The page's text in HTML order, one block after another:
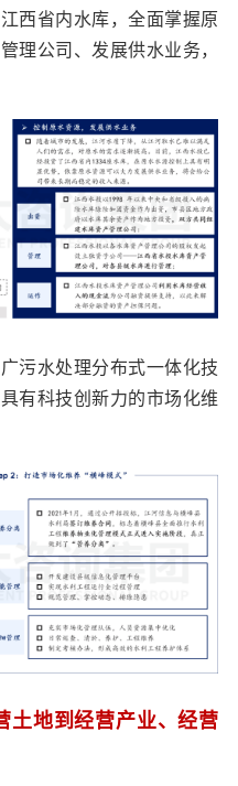
西省内水库，全面掌握原
理公司、发展供水业务，
污水处理分布式一体化技
有科技创新力的市场化维
土地到经营产业、经营